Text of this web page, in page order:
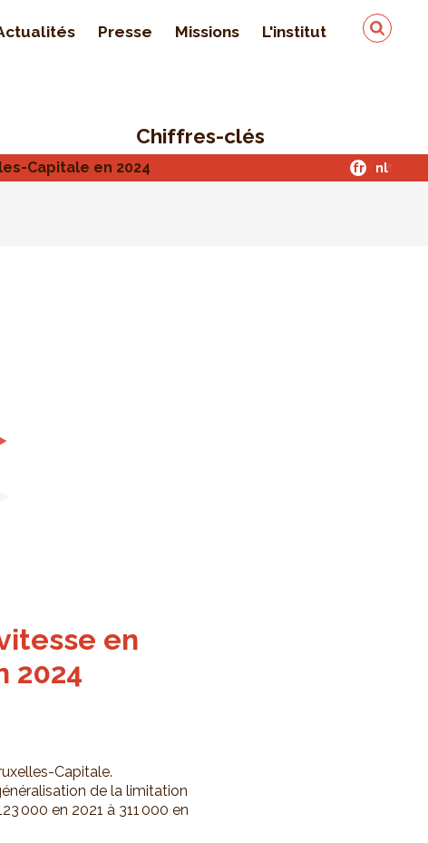
Presse Missions L'institut
Qualité & sécurité des
Chiffres-clés
Capitale en 2024 fr nl
en
2024
Capitale.
de la limitation
000 en 2021 à 311 000 en